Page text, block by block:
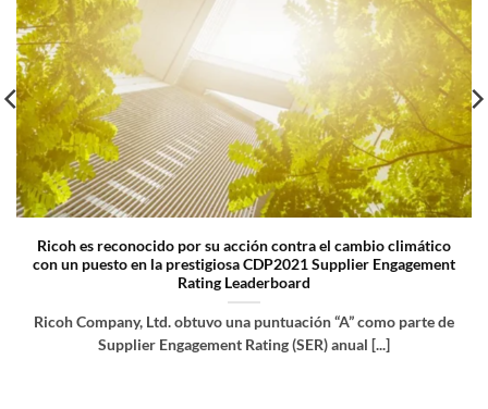
Ricoh es reconocido por su acción contra el cambio climático
con un puesto en la prestigiosa CDP2021 Supplier Engagement
Rating Leaderboard
Ricoh Company, Ltd. obtuvo una puntuación “A” como parte de
Supplier Engagement Rating (SER) anual [...]